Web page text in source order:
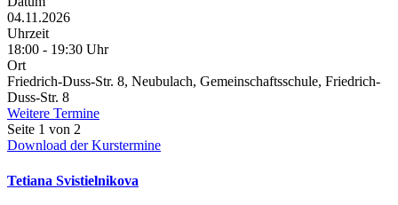
04.11.2026
Uhrzeit
18:00 - 19:30 Uhr
Ort
Friedrich-Duss-Str. 8, Neubulach, Gemeinschaftsschule, Friedrich-
Duss-Str. 8
Weitere Termine
Seite 1 von 2
Download der Kurstermine
Tetiana Svistielnikova